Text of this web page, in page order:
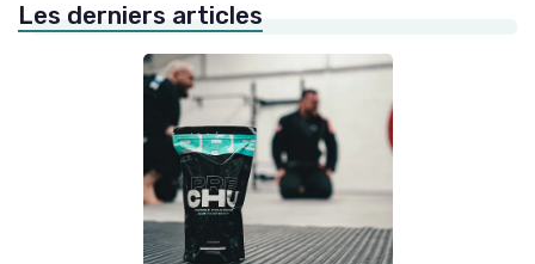
Les derniers articles